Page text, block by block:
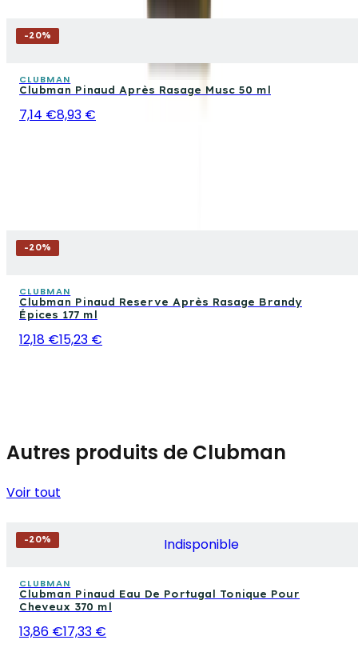
-20%
CLUBMAN
Clubman Pinaud Après Rasage Musc 50 ml
7,14 €8,93 €
-20%
CLUBMAN
Clubman Pinaud Reserve Après Rasage Brandy
Épices 177 ml
12,18 €15,23 €
Autres produits de Clubman
Voir tout
-20% Indisponible
CLUBMAN
Clubman Pinaud Eau De Portugal Tonique Pour
Cheveux 370 ml
13,86 €17,33 €